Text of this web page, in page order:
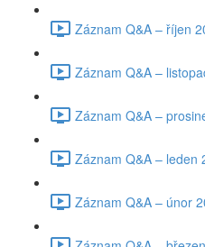
Záznam Q&A – říjen
Záznam Q&A –
Záznam Q&A –
Záznam Q&A – leden
Záznam Q&A – únor